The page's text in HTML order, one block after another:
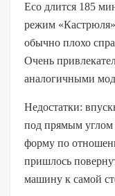
Eco длится 185
режим
обычно плохо
Очень
аналогичными
Недостатки:
под прямым
форму по
пришлось
машину к самой